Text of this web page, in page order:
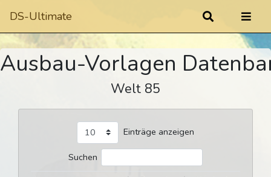
DS-Ultimate
Ausbau-Vorlagen
Welt 85
Einträge anzeigen
Suchen